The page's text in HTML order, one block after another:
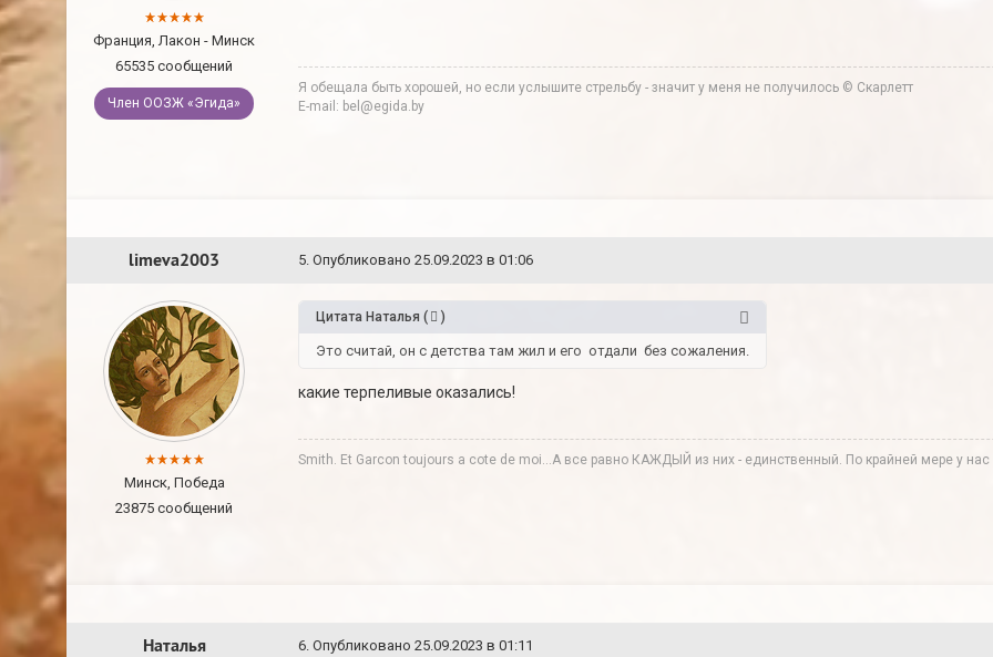
Франция, Лакон - Минск
65535 сообщений
Член ООЗЖ «Эгида»
Я обещала быть хорошей, но если услышите стрельбу - значит у меня не получилось © Скарлетт
E-mail: bel@egida.by
limeva2003 5. Опубликовано 25.09.2023 в 01:06
Минск, Победа
23875 сообщений
Цитата Наталья ( )
Это считай, он с детства там жил и его отдали без сожаления.
какие терпеливые оказались!
Smith. Et Garcon toujours a cote de moi...А все равно КАЖДЫЙ из них - единственный. По крайней мере у нас
Наталья 6. Опубликовано 25.09.2023 в 01:11